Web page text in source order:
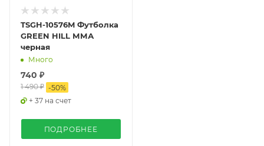
TSGH-10576M Футболка
GREEN HILL ММА
черная
Много
740 ₽
1 490 ₽ -50%
+ 37 на счет
ПОДРОБНЕЕ